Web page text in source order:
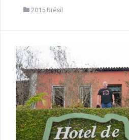
2015 Brésil